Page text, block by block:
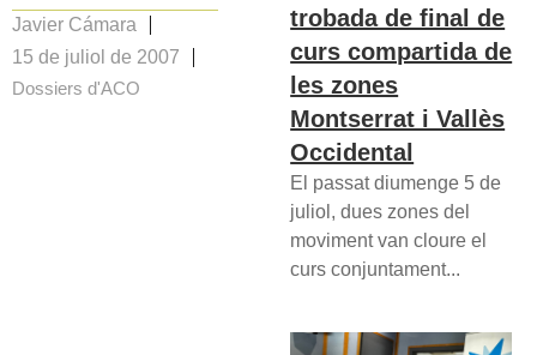
Javier Cámara
15 de juliol de 2007
Dossiers d'ACO
trobada de final de
curs compartida de
les zones
Montserrat i Vallès
Occidental
El passat diumenge 5 de
juliol, dues zones del
moviment van cloure el
curs conjuntament...